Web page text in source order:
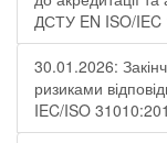
ДСТУ EN ISO/IEC
30.01.2026:
ризиками
IEC/ISO